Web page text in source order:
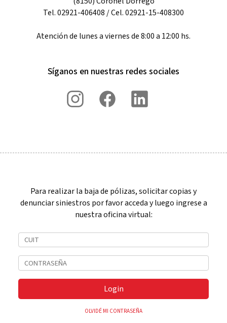
Tel. 02921-406408 / Cel. 02921-15-408300
Atención de lunes a viernes de 8:00 a 12:00 hs.
Síganos en nuestras redes sociales
Para realizar la baja de pólizas, solicitar copias y
denunciar siniestros por favor acceda y luego ingrese a
nuestra oficina virtual:
Login
OLVIDÉ MI CONTRASEÑA